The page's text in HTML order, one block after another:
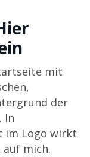
mit
der
In
im Logo wirkt
mich.